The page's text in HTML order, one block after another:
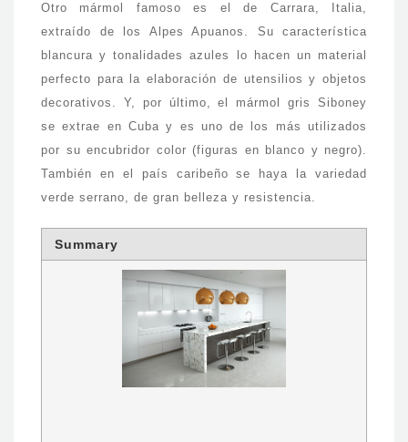
Otro mármol famoso es el de Carrara, Italia,
extraído de los Alpes Apuanos. Su característica
blancura y tonalidades azules lo hacen un material
perfecto para la elaboración de utensilios y objetos
decorativos. Y, por último, el mármol gris Siboney
se extrae en Cuba y es uno de los más utilizados
por su encubridor color (figuras en blanco y negro).
También en el país caribeño se haya la variedad
verde serrano, de gran belleza y resistencia.
Summary